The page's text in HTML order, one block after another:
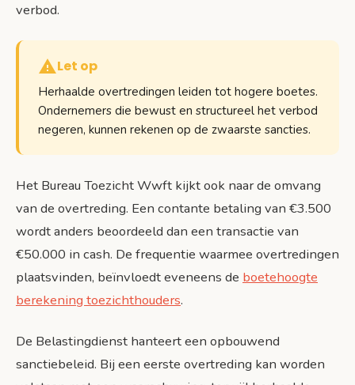
verbod.
Let op
Herhaalde overtredingen leiden tot hogere boetes.
Ondernemers die bewust en structureel het verbod
negeren, kunnen rekenen op de zwaarste sancties.
Het Bureau Toezicht Wwft kijkt ook naar de omvang
van de overtreding. Een contante betaling van €3.500
wordt anders beoordeeld dan een transactie van
€50.000 in cash. De frequentie waarmee overtredingen
plaatsvinden, beïnvloedt eveneens de boetehoogte
berekening toezichthouders.
De Belastingdienst hanteert een opbouwend
sanctiebeleid. Bij een eerste overtreding kan worden